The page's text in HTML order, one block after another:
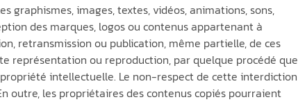
images, textes, vidéos, animations, sons,
des marques, logos ou contenus appartenant à
retransmission ou publication, même partielle, de ces
représentation ou reproduction, par quelque procédé que
intellectuelle. Le non-respect de cette interdiction
outre, les propriétaires des contenus copiés pourraient